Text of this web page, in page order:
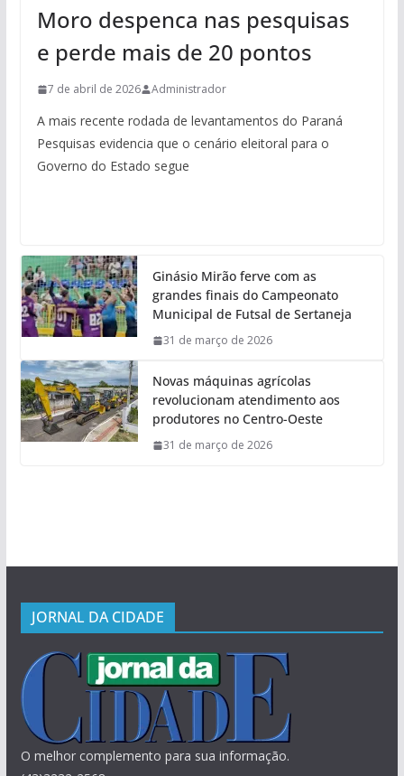
Moro despenca nas pesquisas
e perde mais de 20 pontos
7 de abril de 2026 Administrador
A mais recente rodada de levantamentos do Paraná
Pesquisas evidencia que o cenário eleitoral para o
Governo do Estado segue
Ginásio Mirão ferve com as
grandes finais do Campeonato
Municipal de Futsal de Sertaneja
31 de março de 2026
Novas máquinas agrícolas
revolucionam atendimento aos
produtores no Centro-Oeste
31 de março de 2026
JORNAL DA CIDADE
O melhor complemento para sua informação.